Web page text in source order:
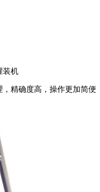
装机
精确度高，操作更加简便